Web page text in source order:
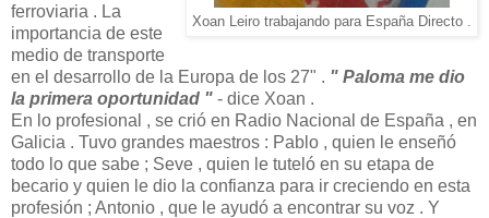
Xoan Leiro trabajando para España Directo .
ferroviaria . La
importancia de este
medio de transporte
en el desarrollo de la Europa de los 27" . " Paloma me dio
la primera oportunidad " - dice Xoan .
En lo profesional , se crió en Radio Nacional de España , en
Galicia . Tuvo grandes maestros : Pablo , quien le enseñó
todo lo que sabe ; Seve , quien le tuteló en su etapa de
becario y quien le dio la confianza para ir creciendo en esta
profesión ; Antonio , que le ayudó a encontrar su voz . Y